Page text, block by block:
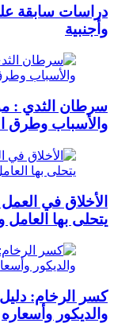
وأجنبية
سرطان الثدي :
والأسباب وطرق
الأخلاق في
يتحلى بها
كسر الرخام:
والديكور وأسعاره